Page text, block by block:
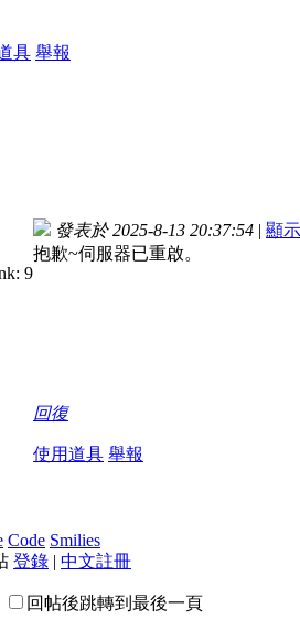
具 舉報
發表於 2025-8-13 20:37:54 | 顯
抱歉~伺服器已重啟。
回復
使用道具 舉報
Code Smilies
登錄 | 中文註冊
回帖後跳轉到最後一頁